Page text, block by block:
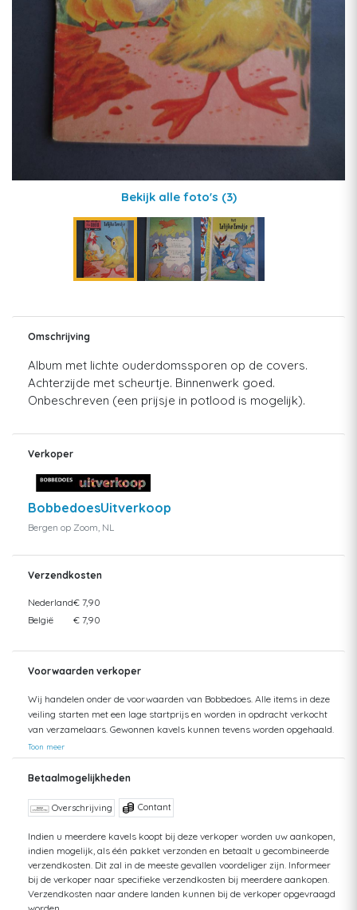
Bekijk alle foto's (3)
Omschrijving
Album met lichte ouderdomssporen op de covers.
Achterzijde met scheurtje. Binnenwerk goed.
Onbeschreven (een prijsje in potlood is mogelijk).
Verkoper
BobbedoesUitverkoop
Bergen op Zoom, NL
Verzendkosten
Nederland€ 7,90
België
€ 7,90
Voorwaarden verkoper
Wij handelen onder de voorwaarden van Bobbedoes. Alle items in deze
veiling starten met een lage startprijs en worden in opdracht verkocht
van verzamelaars. Gewonnen kavels kunnen tevens worden opgehaald.
Uw aankopen worden gecombineerd verzonden om hoge verzendkosten
te kunnen beperken. Zendingen worden gedaan vanuit zowel België als
Nederland. Bij verzending van bedragen hoger dan €75 wordt een
hoger uitvallen dan het getoonde tarief aangezien de uiteindelijke
verkoopprijs niet altijd bekend is. Bij een aangetekende zending bent u
verzekerd tegen schade of verlies van uw zending. Bij een standaard
zending kan ik geen terugbetaling doen van uw aankoop bij verlies of
schade. Voor vragen hierover kunt u altijd contact opnemen. Aankopen
worden, zonder afspraak, maximaal 1 jaar bewaard. Daarna kunt u
geen aanspraak maken op uw betaling en op uw bewaarde aankopen,
Toon meer
Betaalmogelijkheden
Overschrijving Contant
Indien u meerdere kavels koopt bij deze verkoper worden uw aankopen,
indien mogelijk, als één pakket verzonden en betaalt u gecombineerde
verzendkosten. Dit zal in de meeste gevallen voordeliger zijn. Informeer
bij de verkoper naar specifieke verzendkosten bij meerdere aankopen.
Verzendkosten naar andere landen kunnen bij de verkoper opgevraagd